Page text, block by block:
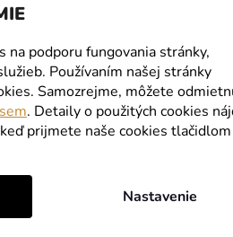
na podporu fungovania stránky,
Používaním našej stránky
Samozrejme, môžete
sem. Detaily o použitých cookies
prijmete naše cookies tlačidlom
Nastavenie